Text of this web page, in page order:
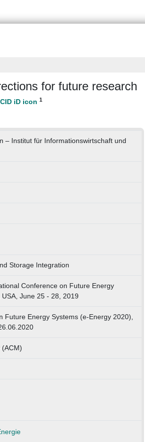
for future research
1
– Institut für Informationswirtschaft und
Storage Integration
Conference on Future Energy
June 25 - 28, 2019
Future Energy Systems (e-Energy 2020),